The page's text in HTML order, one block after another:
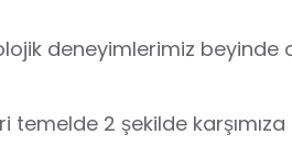
deneyimlerimiz
temelde 2 şekilde karşımıza